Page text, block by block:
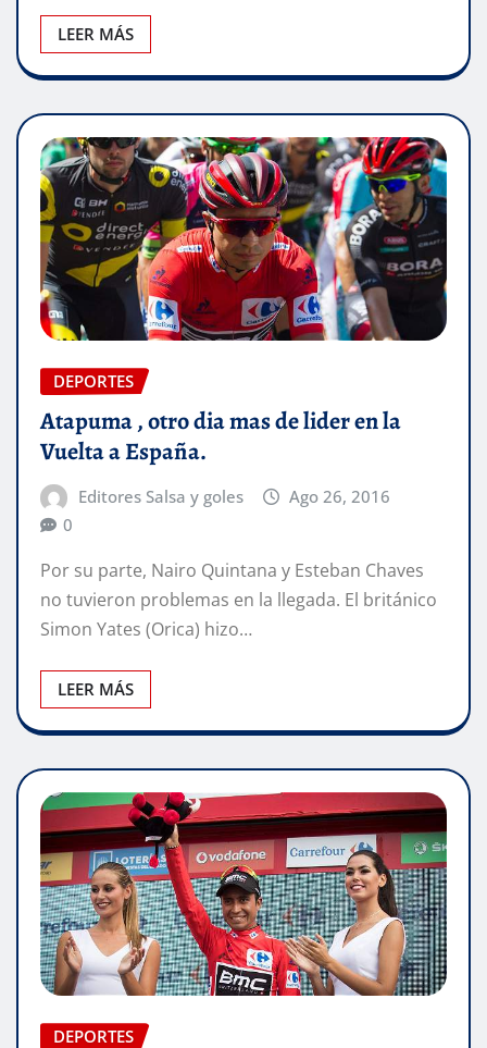
LEER MÁS
DEPORTES
Atapuma , otro dia mas de lider en la
Vuelta a España.
Editores Salsa y goles
Ago 26, 2016
0
Por su parte, Nairo Quintana y Esteban Chaves
no tuvieron problemas en la llegada. El británico
Simon Yates (Orica) hizo…
LEER MÁS
DEPORTES